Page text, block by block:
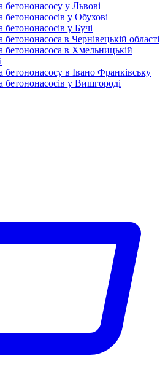
бетононасосу у Львові
бетононасосів у Обухові
бетононасосів у Бучі
в Чернівецькій області
бетононасоса в Хмельницькій
бетононасосу в Івано Франківську
бетононасосів у Вишгороді